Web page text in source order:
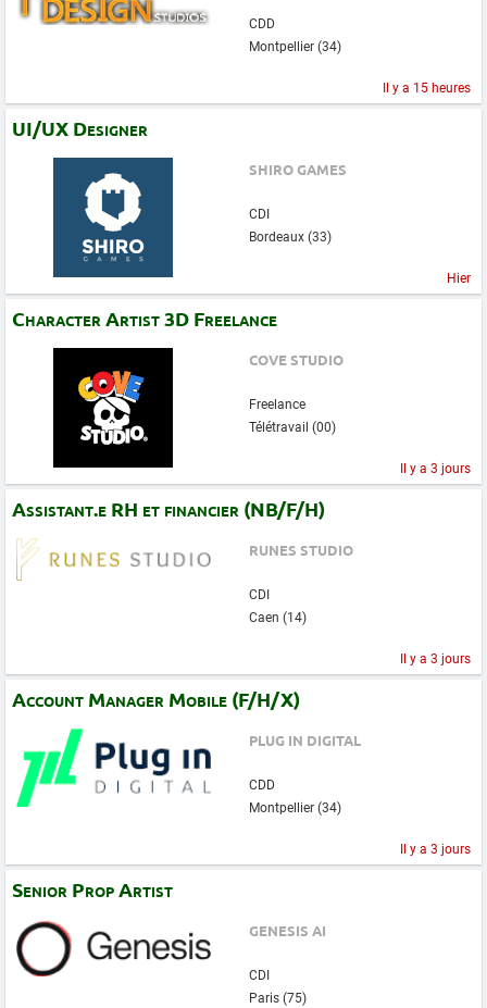
CDD
Montpellier (34)
Il y a 15 heures
UI/UX Designer
SHIRO GAMES
CDI
Bordeaux (33)
Hier
Character Artist 3D Freelance
COVE STUDIO
Freelance
Télétravail (00)
Il y a 3 jours
Assistant.e RH et financier (NB/F/H)
RUNES STUDIO
CDI
Caen (14)
Il y a 3 jours
Account Manager Mobile (F/H/X)
PLUG IN DIGITAL
CDD
Montpellier (34)
Il y a 3 jours
Senior Prop Artist
GENESIS AI
CDI
Paris (75)